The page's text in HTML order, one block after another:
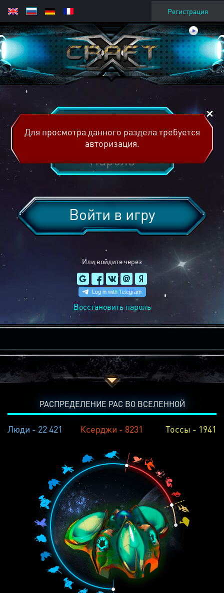
Регистрация
Или войдите через
Войти в игру
Восстановить пароль
Для просмотра данного раздела требуется
авторизация.
РАСПРЕДЕЛЕНИЕ РАС ВО ВСЕЛЕННОЙ
Люди - 22 421 Ксерджи - 8231 Тоссы - 1941